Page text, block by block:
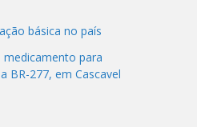
básica no país
medicamento para
BR-277, em Cascavel